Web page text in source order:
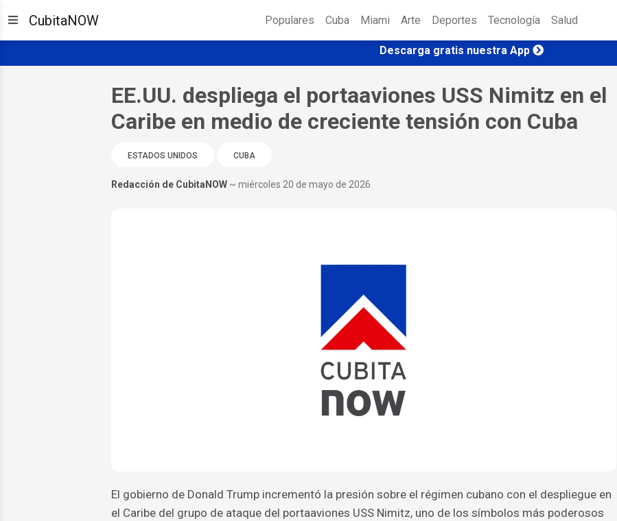
CubitaNOW Populares Cuba Miami Arte Deportes Tecnología Salud
Descarga gratis nuestra App
EE.UU. despliega el portaaviones USS Nimitz en el
Caribe en medio de creciente tensión con Cuba
ESTADOS UNIDOS CUBA
Redacción de CubitaNOW ~ miércoles 20 de mayo de 2026
El gobierno de Donald Trump incrementó la presión sobre el régimen cubano con el despliegue en
el Caribe del grupo de ataque del portaaviones USS Nimitz, uno de los símbolos más poderosos